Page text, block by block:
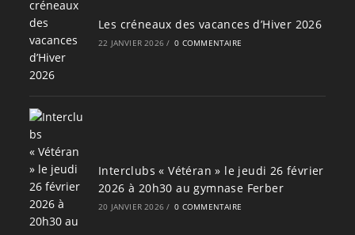
Les créneaux des vacances d’Hiver 2026
22 JANVIER 2026 / 0 COMMENTAIRE
Interclubs « Vétéran » le jeudi 26 février
2026 à 20h30 au gymnase Ferber
20 JANVIER 2026 / 0 COMMENTAIRE